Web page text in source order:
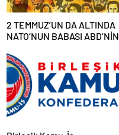
2 TEMMUZ’UN DA ALTINDA
NATO’NUN BABASI ABD’NİN